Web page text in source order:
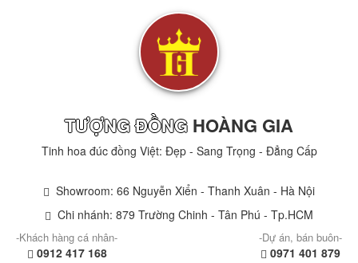
TƯỢNG ĐỒNG HOÀNG GIA
Tinh hoa đúc đồng Việt: Đẹp - Sang Trọng - Đẳng Cấp
Showroom: 66 Nguyễn Xiển - Thanh Xuân - Hà Nội
Chi nhánh: 879 Trường Chinh - Tân Phú - Tp.HCM
-Khách hàng cá nhân-
0912 417 168
-Dự án, bán buôn-
0971 401 879